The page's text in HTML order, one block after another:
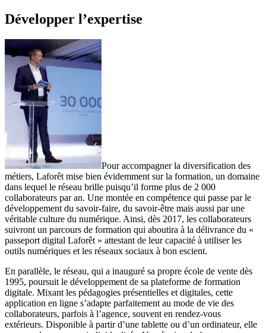
Développer l’expertise
Pour accompagner la diversification des
métiers, Laforêt mise bien évidemment sur la formation, un domaine
dans lequel le réseau brille puisqu’il forme plus de 2 000
collaborateurs par an. Une montée en compétence qui passe par le
développement du savoir-faire, du savoir-être mais aussi par une
véritable culture du numérique. Ainsi, dès 2017, les collaborateurs
suivront un parcours de formation qui aboutira à la délivrance du «
passeport digital Laforêt » attestant de leur capacité à utiliser les
outils numériques et les réseaux sociaux à bon escient.
En parallèle, le réseau, qui a inauguré sa propre école de vente dès
1995, poursuit le développement de sa plateforme de formation
digitale. Mixant les pédagogies présentielles et digitales, cette
application en ligne s’adapte parfaitement au mode de vie des
collaborateurs, parfois à l’agence, souvent en rendez-vous
extérieurs. Disponible à partir d’une tablette ou d’un ordinateur, elle